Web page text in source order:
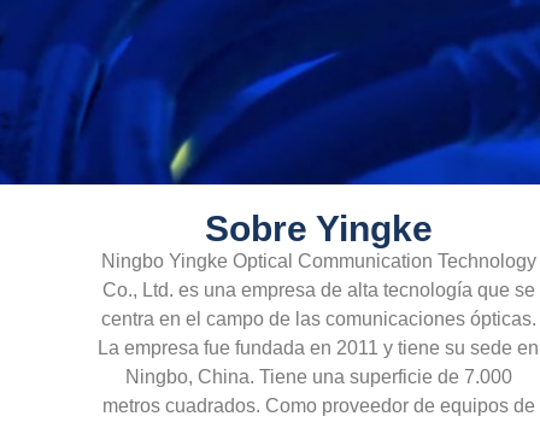
Sobre Yingke
Ningbo Yingke Optical Communication Technology
Co., Ltd. es una empresa de alta tecnología que se
centra en el campo de las comunicaciones ópticas.
La empresa fue fundada en 2011 y tiene su sede en
Ningbo, China. Tiene una superficie de 7.000
metros cuadrados. Como proveedor de equipos de